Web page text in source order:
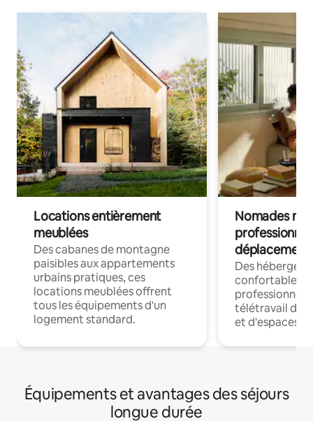
Locations entièrement
meublées
Des cabanes de montagne
paisibles aux appartements
urbains pratiques, ces
locations meublées offrent
tous les équipements d'un
logement standard.
Nomades
déplacement
Des
confortables
professionnels
télétravail
et d'espaces
Équipements et avantages des séjours
longue durée